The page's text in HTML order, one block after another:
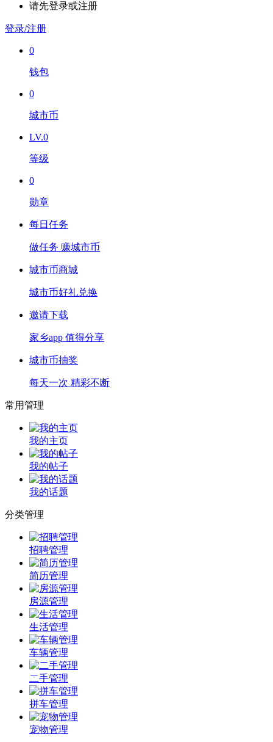
请先登录或注册
登录/注册
0
钱包
0
城市币
LV.0
等级
0
勋章
每日任务
做任务 赚城市币
城市币商城
城市币好礼兑换
邀请下载
家乡app 值得分享
城市币抽奖
每天一次 精彩不断
常用管理
我的主页
我的帖子
我的话题
分类管理
招聘管理
简历管理
房源管理
生活管理
车辆管理
二手管理
拼车管理
宠物管理